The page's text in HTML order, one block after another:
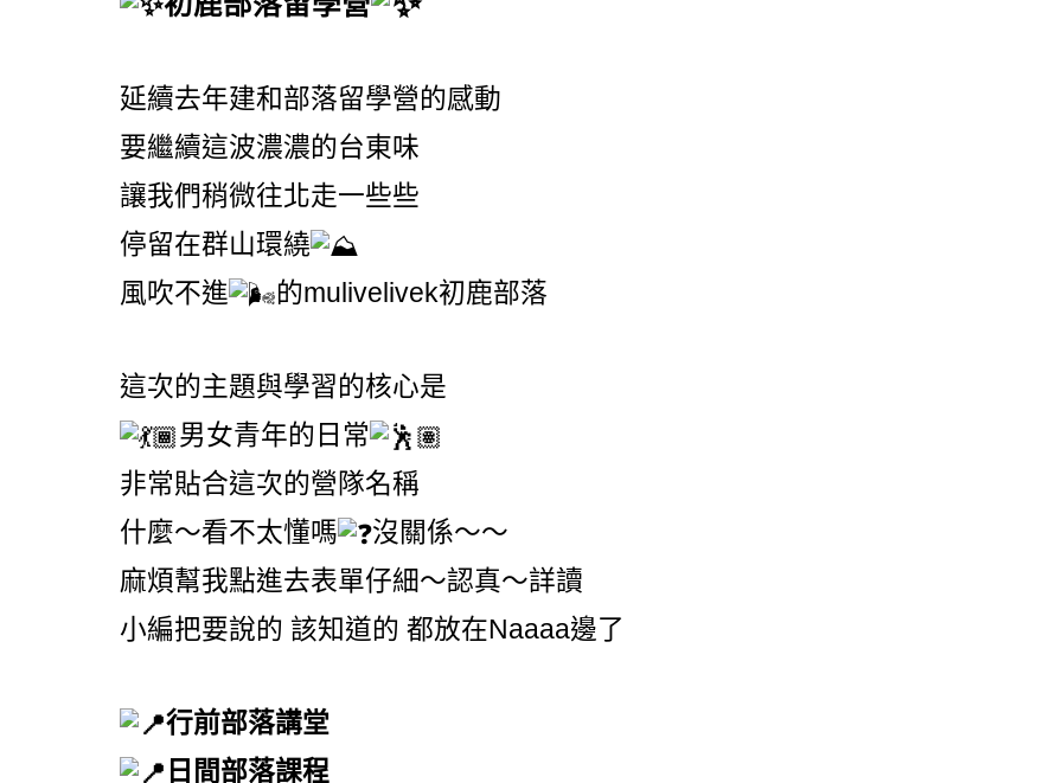
延續去年建和部落留學營的感動
要繼續這波濃濃的台東味
讓我們稍微往北走一些些
停留在群山環繞
風吹不進
的mulivelivek初鹿部落
這次的主題與學習的核心是
男女青年的日常
非常貼合這次的營隊名稱
什麼～看不太懂嗎
沒關係～～
麻煩幫我點進去表單仔細～認真～詳讀
小編把要說的 該知道的 都放在Naaaa邊了
行前部落講堂
日間部落課程